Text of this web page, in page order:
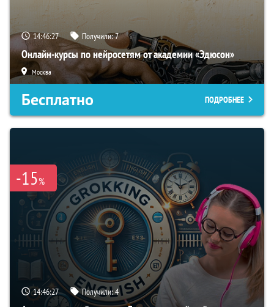
14:46:26 Получили:7
Онлайн-курсы по нейросетям от академии «Эдюсон»
Москва
Бесплатно ПОДРОБНЕЕ
-15%
14:46:26 Получили:4